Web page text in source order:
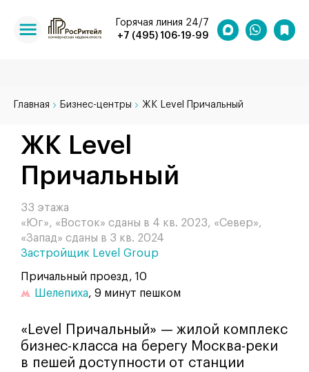
+7 (495) 106-19-99
Горячая линия 24/7
Главная Бизнес-центры ЖК Level Причальный
ЖК Level
Причальный
33 этажа
«Юг», «Восток» сданы в 4 кв. 2023, «Север»,
«Запад» сданы в 3 кв. 2024
Застройщик Level Group
Причальный проезд, 10
Шелепиха, 9 минут пешком
«Level Причальный» — жилой комплекс
бизнес-класса на берегу Москва-реки
в пешей доступности от станции